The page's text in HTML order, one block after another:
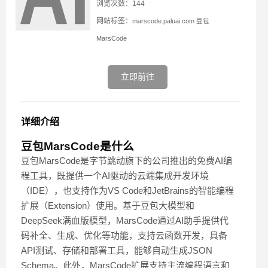
浏览次数：144
网站标签：marscode.paluai.com 豆包
MarsCode
立即前往
详细介绍
豆包MarsCode是什么
豆包MarsCode是字节跳动旗下的公司推出的免费AI编
程工具，既提供一个AI驱动的云端集成开发环境
（IDE），也支持作为VS Code和JetBrains的智能编程
扩展（Extension）使用。基于豆包大模型和
DeepSeek满血版模型，MarsCode通过AI助手提供代
码补全、生成、优化等功能，支持云函数开发，具备
API测试、存储和部署工具，能够自动生成JSON
Schema。此外，MarsCode扩展支持主流编程语言和